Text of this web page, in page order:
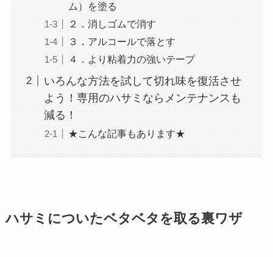
ム）を塗る
２．消しゴムで消す
３．アルコールで落とす
４．より粘着力の強いテープ
いろんな方法を試して切れ味を復活させ
よう！専用のハサミならメンテナンスも
減る！
★こんな記事もあります★
ハサミについたベタベタを取る裏ワザ